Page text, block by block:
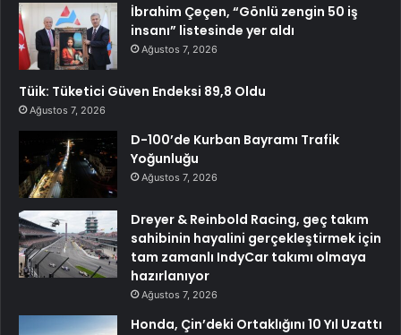
İbrahim Çeçen, “Gönlü zengin 50 iş
insanı” listesinde yer aldı
Ağustos 7, 2026
Tüik: Tüketici Güven Endeksi 89,8 Oldu
Ağustos 7, 2026
D-100’de Kurban Bayramı Trafik
Yoğunluğu
Ağustos 7, 2026
Dreyer & Reinbold Racing, geç takım
sahibinin hayalini gerçekleştirmek için
tam zamanlı IndyCar takımı olmaya
hazırlanıyor
Ağustos 7, 2026
Honda, Çin’deki Ortaklığını 10 Yıl Uzattı